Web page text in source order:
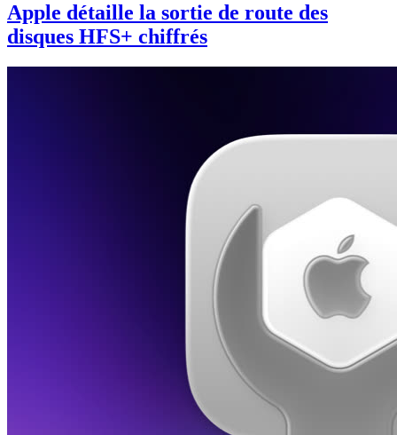
Apple détaille la sortie de route des
disques HFS+ chiffrés